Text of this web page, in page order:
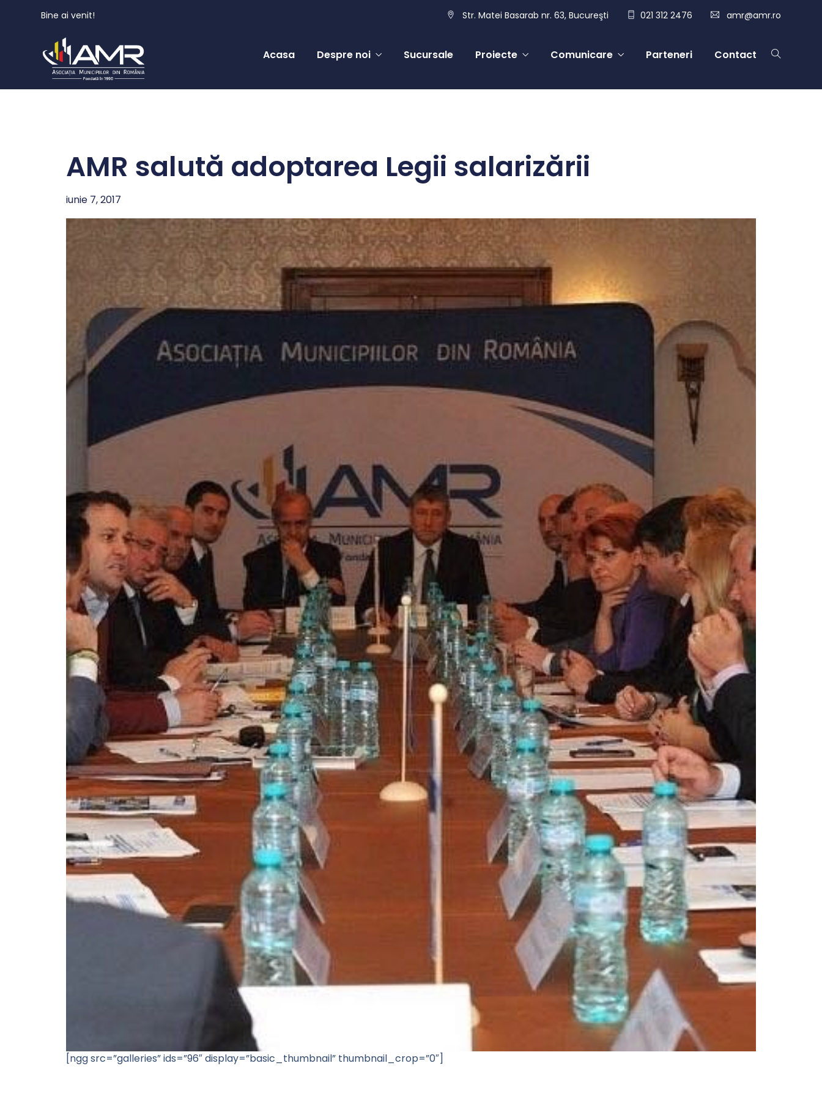
Bine ai venit! Str. Matei Basarab nr. 63, Bucureşti 021 312 2476 amr@amr.ro
Acasa Despre noi Sucursale Proiecte Comunicare Parteneri Contact
AMR salută adoptarea Legii salarizării
iunie 7, 2017
[ngg src=”galleries” ids=”96″ display=”basic_thumbnail” thumbnail_crop=”0″]